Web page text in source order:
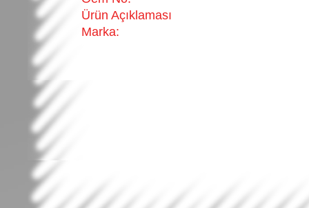
Ürün Açıklaması
Marka: